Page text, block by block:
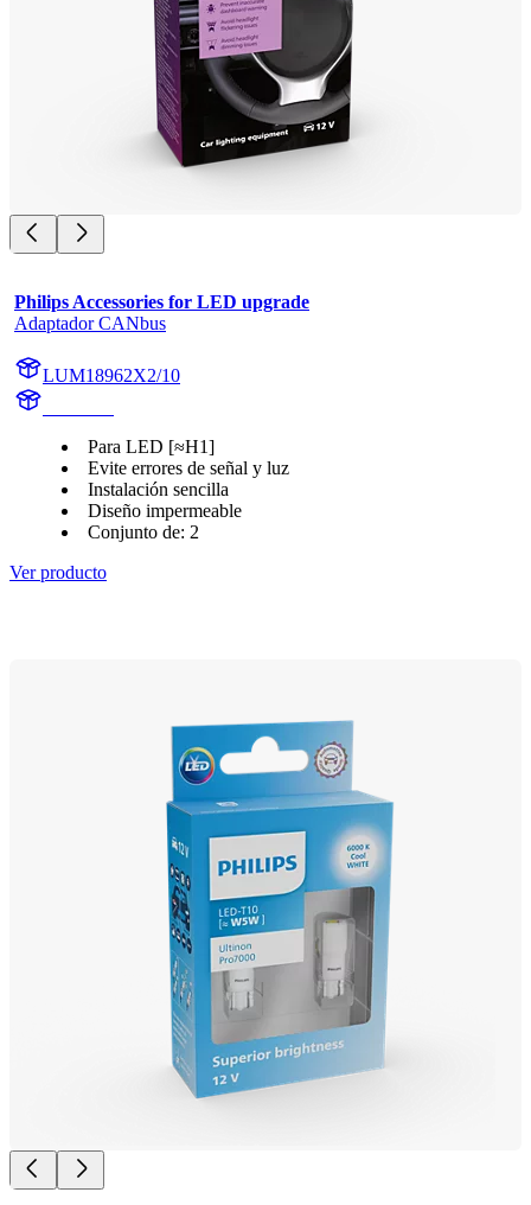
Philips Accessories for LED upgrade
Adaptador CANbus
LUM18962X2/10
Para LED [≈H1]
Evite errores de señal y luz
Instalación sencilla
Diseño impermeable
Conjunto de: 2
Ver producto